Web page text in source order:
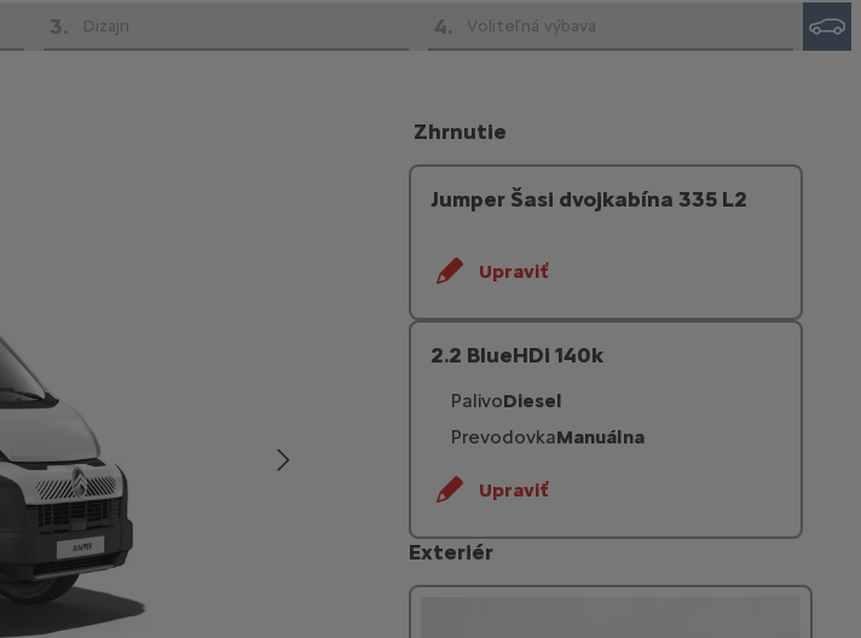
3. Dizajn 4. Voliteľná výbava
Zhrnutie
Jumper Šasi dvojkabína 335 L2
Upraviť
2.2 BlueHDi 140k
PalivoDiesel
PrevodovkaManuálna
Upraviť
Exteriér